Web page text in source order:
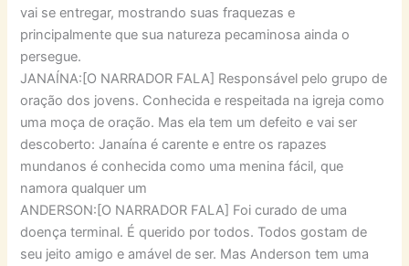
vai se entregar, mostrando suas fraquezas e
principalmente que sua natureza pecaminosa ainda o
persegue.
JANAÍNA:[O NARRADOR FALA] Responsável pelo grupo de
oração dos jovens. Conhecida e respeitada na igreja como
uma moça de oração. Mas ela tem um defeito e vai ser
descoberto: Janaína é carente e entre os rapazes
mundanos é conhecida como uma menina fácil, que
namora qualquer um
ANDERSON:[O NARRADOR FALA] Foi curado de uma
doença terminal. É querido por todos. Todos gostam de
seu jeito amigo e amável de ser. Mas Anderson tem uma